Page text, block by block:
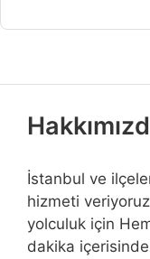
İstanbul ve
hizmeti
yolculuk için
dakika içerisinde